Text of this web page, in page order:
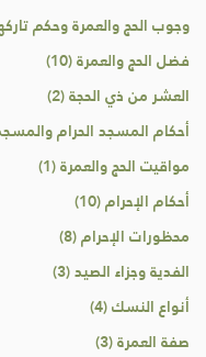
وجوب الحج والعمرة وحكم
فضل الحج والعمرة (10)
العشر من ذي الحجة (2)
أحكام المسجد الحرام
مواقيت الحج والعمرة (1)
أحكام الإحرام (10)
محظورات الإحرام (8)
الفدية وجزاء الصيد (3)
أنواع النسك (4)
صفة العمرة (3)